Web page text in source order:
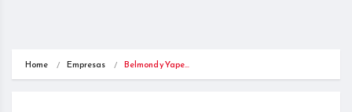
Home Empresas Belmond y Yape…